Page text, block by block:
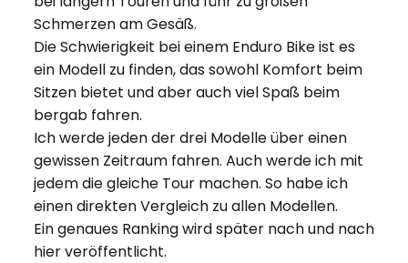
Schmerzen am Gesäß.
Die Schwierigkeit bei einem Enduro Bike ist es
ein Modell zu finden, das sowohl Komfort beim
Sitzen bietet und aber auch viel Spaß beim
bergab fahren.
Ich werde jeden der drei Modelle über einen
gewissen Zeitraum fahren. Auch werde ich mit
jedem die gleiche Tour machen. So habe ich
einen direkten Vergleich zu allen Modellen.
Ein genaues Ranking wird später nach und nach
hier veröffentlicht.